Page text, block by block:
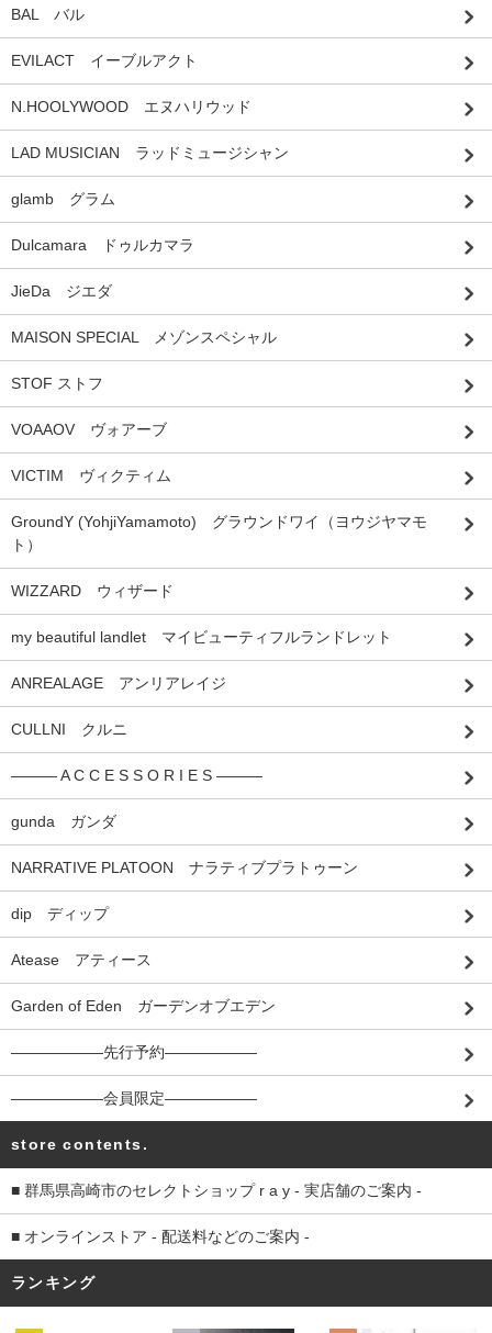
BAL バル
EVILACT イーブルアクト
N.HOOLYWOOD エヌハリウッド
LAD MUSICIAN ラッドミュージシャン
glamb グラム
Dulcamara ドゥルカマラ
JieDa ジエダ
MAISON SPECIAL メゾンスペシャル
STOF ストフ
VOAAOV ヴォアーブ
VICTIM ヴィクティム
GroundY (YohjiYamamoto) グラウンドワイ（ヨウジヤマモ
ト）
WIZZARD ウィザード
my beautiful landlet マイビューティフルランドレット
ANREALAGE アンリアレイジ
CULLNI クルニ
――― A C C E S S O R I E S ―――
gunda ガンダ
NARRATIVE PLATOON ナラティブプラトゥーン
dip ディップ
Atease アティース
Garden of Eden ガーデンオブエデン
――――――先行予約――――――
――――――会員限定――――――
store contents.
■ 群馬県高崎市のセレクトショップ r a y - 実店舗のご案内 -
■ オンラインストア - 配送料などのご案内 -
ランキング